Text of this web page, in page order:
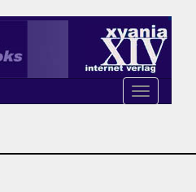
Toggle
navigation